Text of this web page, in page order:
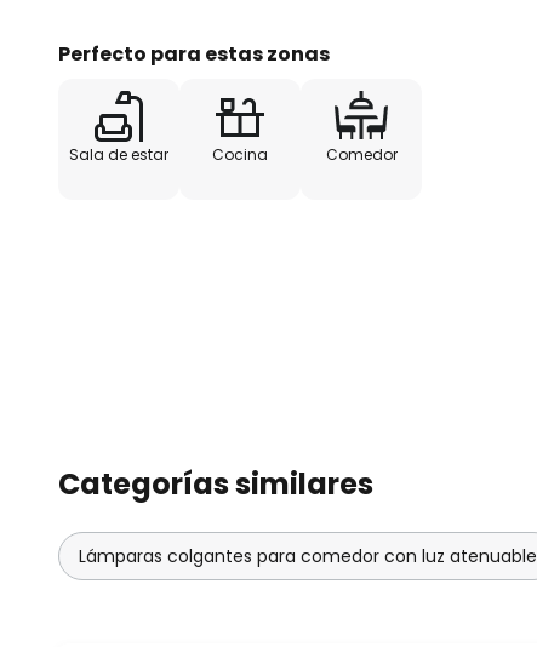
entrada.
Perfecto para estas zonas
Sala de estar Cocina Comedor
Categorías similares
Lámparas colgantes para comedor con luz atenuable